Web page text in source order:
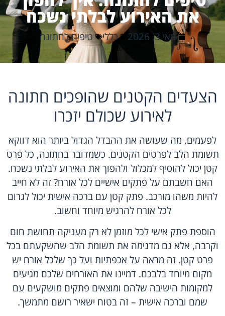
את האירוע לבלתי נשכח
מאי 3, 2026 כללי טיפים לחתונה
הצעדים הקטנים שהופכים חתונה
לאירוע שכולם יזכרו
לפעמים, מה שעושה את ההבדל הגדול ביותר הוא דווקא
תשומת הלב לפרטים הקטנים. כשמדובר בחתונה, כל פרט
קטן יכול להוסיף למכלול ולהפוך את האירוע לבלתי נשכח.
האם חשבתם על פתקים אישיים לכל אורח? זה לא חייב
להיות משהו מורכב. פתק קטן עם ברכה אישית יכול לגרום
לכל אורח להרגיש מיוחד וחשוב.
הוספת פתק אישי לכל מוזמן לא רק מעניקה תחושת חום
וקרבה, אלא גם מדגימה את תשומת הלב שהשקעתם בכל
פרט קטן. זה מראה על אכפתיות ועל כך שלכל אורח יש
מקום מיוחד בלבכם. דמיינו את האורחים שלכם מגיעים
למקומות הישיבה שלהם ומוצאים פתקים מושקעים עם
שמם וברכה אישית – זה בטוח ישאיר רושם מתמשך.